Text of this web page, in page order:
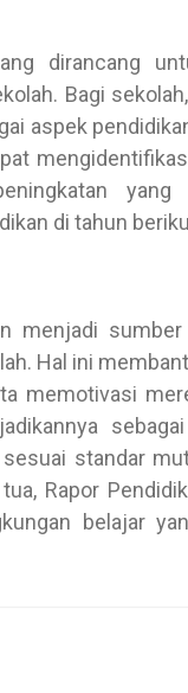
dirancang
Bagi
aspek
di tahun
menjadi
Hal ini
memotivasi
standar
Rapor
belajar